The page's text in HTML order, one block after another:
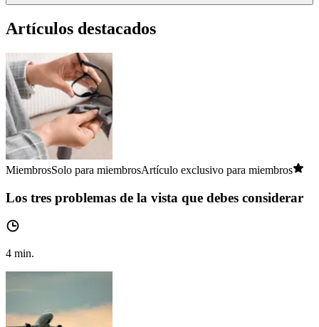
Artículos destacados
MiembrosSolo para miembrosArtículo exclusivo para miembros
Los tres problemas de la vista que debes considerar
4 min.